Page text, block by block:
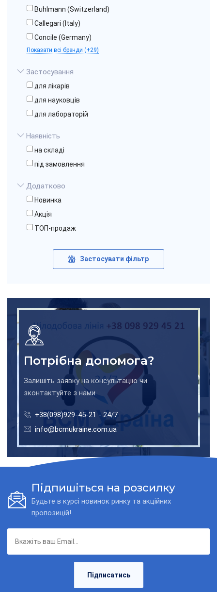
Buhlmann (Switzerland)
Callegari (Italy)
Concile (Germany)
Показати всі бренди (+29)
Застосування
для лікарів
для науковців
для лабораторій
Наявність
на складі
під замовлення
Додатково
Новинка
Акція
ТОП-продаж
Застосувати фільтр
Потрібна допомога?
Залишіть заявку на консультацію чи
зконтактуйте з нами.
+38(098)929-45-21 - 24/7
info@bcmukraine.com.ua
Підпишіться на розсилку
Будьте в курсі новинок ринку та акційних
пропозицій!
Підписатись